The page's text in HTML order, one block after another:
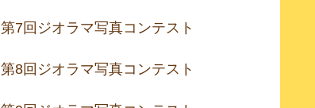
第7回ジオラマ写真コンテスト
第8回ジオラマ写真コンテスト